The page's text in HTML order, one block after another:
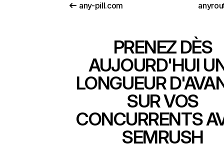
any-pill.com
PRENEZ DÈS
AUJOURD'HUI
LONGUEUR
SUR VOS
CONCURRENTS
SEMRUSH